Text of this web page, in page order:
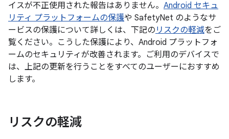
イスが不正使用された報告はありません。 Android セキュ
リティ プラットフォームの保護や SafetyNet のようなサ
ービスの保護について詳しくは、下記の リスクの軽減をご
覧ください。こうした保護により、Android プラットフォ
ームのセキュリティが改善されます。ご利用のデバイスで
は、上記の更新を行うことをすべてのユーザーにおすすめ
します。
リスクの軽減